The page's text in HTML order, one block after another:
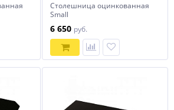
Столешница оцинкованная
Small
6 650 руб.